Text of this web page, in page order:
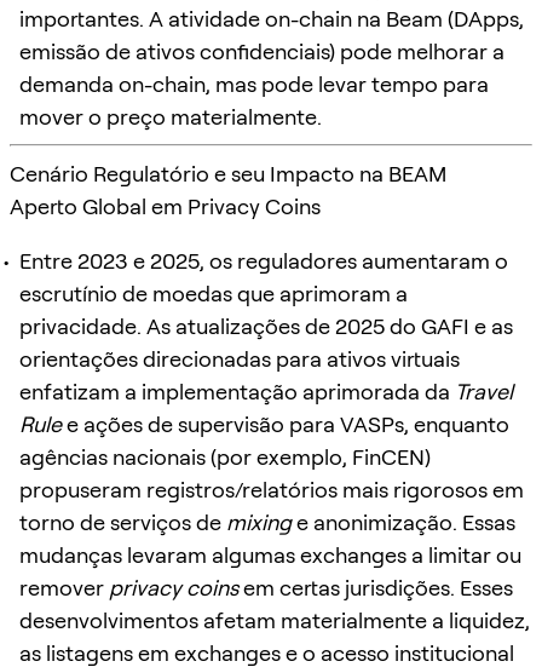
importantes. A atividade on-chain na Beam (DApps,
emissão de ativos confidenciais) pode melhorar a
demanda on-chain, mas pode levar tempo para
mover o preço materialmente.
Cenário Regulatório e seu Impacto na BEAM
Aperto Global em Privacy Coins
Entre 2023 e 2025, os reguladores aumentaram o
escrutínio de moedas que aprimoram a
privacidade. As atualizações de 2025 do GAFI e as
orientações direcionadas para ativos virtuais
enfatizam a implementação aprimorada da Travel
Rulee ações de supervisão para VASPs, enquanto
agências nacionais (por exemplo, FinCEN)
propuseram registros/relatórios mais rigorosos em
torno de serviços de mixinge anonimização. Essas
mudanças levaram algumas exchanges a limitar ou
remover privacy coinsem certas jurisdições. Esses
desenvolvimentos afetam materialmente a liquidez,
as listagens em exchanges e o acesso institucional